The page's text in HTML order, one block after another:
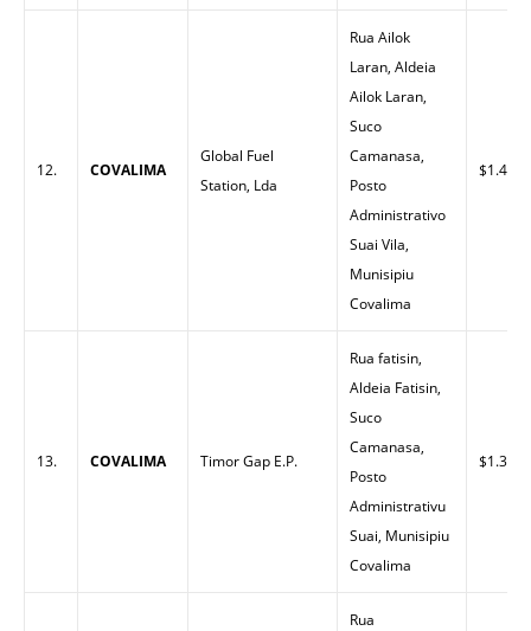
12. COVALIMA
Global Fuel
Station, Lda
Rua Ailok
Laran, Aldeia
Ailok Laran,
Suco
Camanasa,
Posto
Administrativo
Suai Vila,
Munisipiu
Covalima
$1.45
13. COVALIMA Timor Gap E.P.
Rua fatisin,
Aldeia Fatisin,
Suco
Camanasa,
Posto
Administrativu
Suai, Munisipiu
Covalima
$1.38
Rua